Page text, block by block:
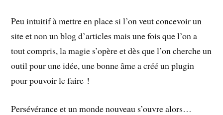
Peu intuitif à mettre en place si l’on veut concevoir un
site et non un blog d’articles mais une fois que l’on a
tout compris, la magie s’opère et dès que l’on cherche un
outil pour une idée, une bonne âme a créé un plugin
pour pouvoir le faire !
Persévérance et un monde nouveau s’ouvre alors…